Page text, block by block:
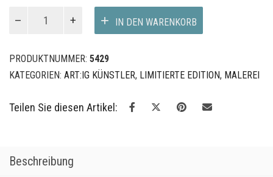
IN DEN WARENKORB
PRODUKTNUMMER: 5429
KATEGORIEN: ART:IG KÜNSTLER, LIMITIERTE EDITION, MALEREI
Teilen Sie diesen Artikel:
Beschreibung